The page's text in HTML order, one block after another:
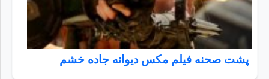
پشت صحنه فیلم مکس دیوانه جاده خشم